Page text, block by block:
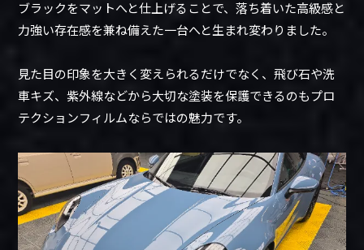
ブラックをマットへと仕上げることで、落ち着いた高級感と
力強い存在感を兼ね備えた一台へと生まれ変わりました。
見た目の印象を大きく変えられるだけでなく、飛び石や洗
車キズ、紫外線などから大切な塗装を保護できるのもプロ
テクションフィルムならではの魅力です。